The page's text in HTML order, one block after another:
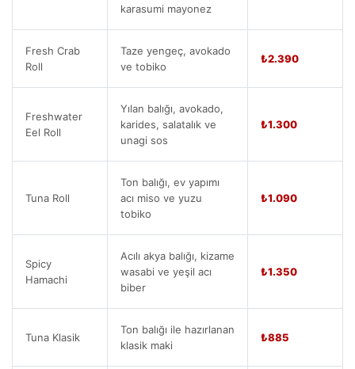
karasumi mayonez
Fresh Crab
Roll
Taze yengeç, avokado
ve tobiko
₺2.390
Freshwater
Eel Roll
Yılan balığı, avokado,
karides, salatalık ve
unagi sos
₺1.300
Tuna Roll
Ton balığı, ev yapımı
acı miso ve yuzu
tobiko
₺1.090
Spicy
Hamachi
Acılı akya balığı, kizame
wasabi ve yeşil acı
biber
₺1.350
Tuna Klasik
Ton balığı ile hazırlanan
klasik maki
₺885